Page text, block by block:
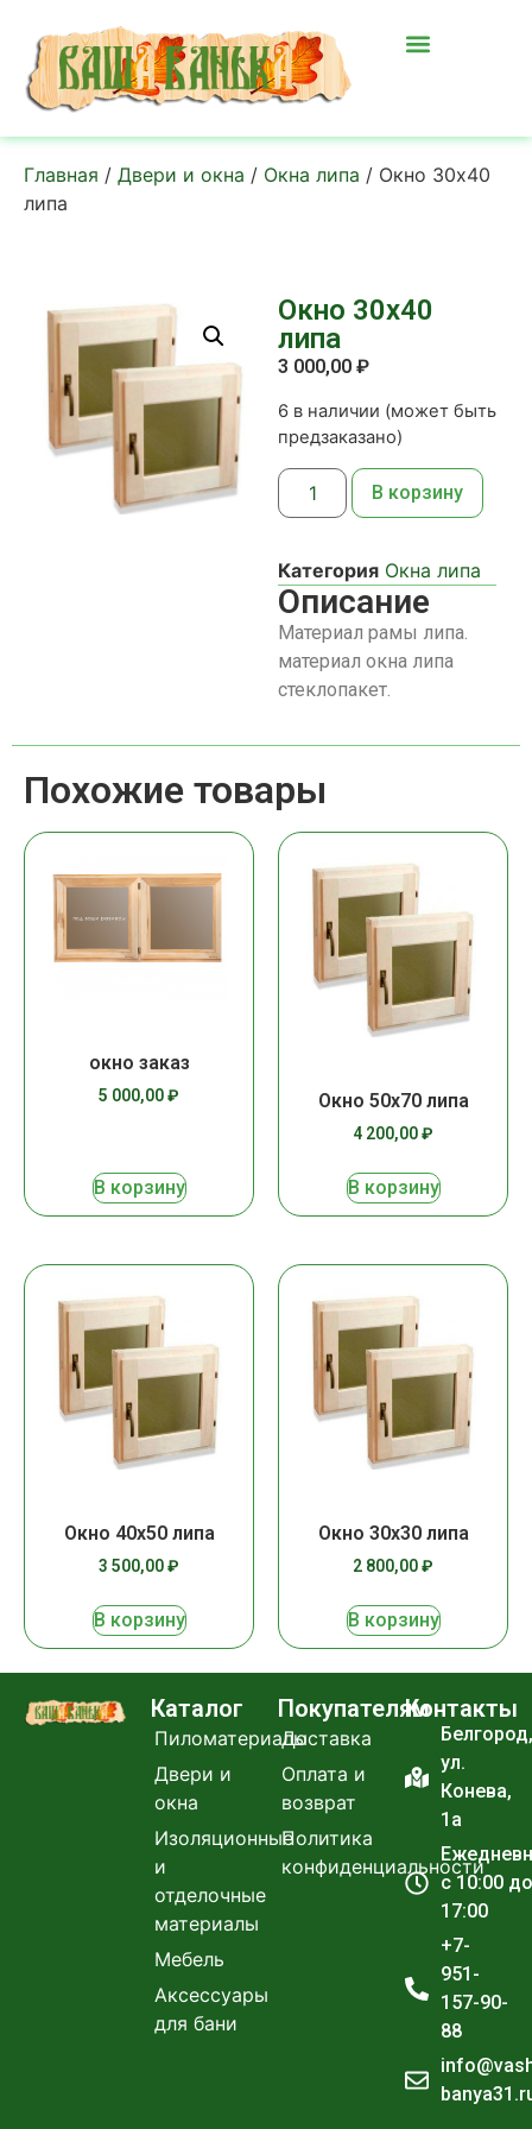
Главная / Двери и окна / Окна липа / Окно 30х40
липа
Окно 30х40
липа
3 000,00 ₽
6 в наличии (может быть
предзаказано)
В корзину
Категория Окна липа
Описание
Материал рамы липа.
материал окна липа
стеклопакет.
Похожие товары
окно заказ
5 000,00₽
В корзину
Окно 50х70 липа
4 200,00₽
В корзину
Окно 40х50 липа
3 500,00₽
В корзину
Окно 30х30 липа
2 800,00₽
В корзину
Каталог
Пиломатериалы
Двери и
окна
Изоляционные
и
отделочные
материалы
Мебель
Аксессуары
для бани
Покупателям
Доставка
Оплата и
возврат
Политика
конфиденциальности
Контакты
Белгород,
ул.
Конева,
1а
с 10:00 до
17:00
+7-
951-
157-90-
88